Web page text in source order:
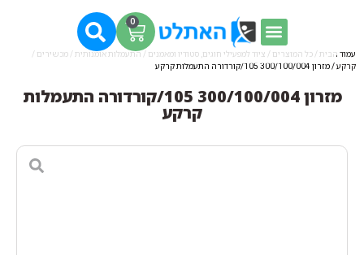
0
עמוד הבית / כל המוצרים / ציוד למפעילי חוגים, סטודיו ומאמנים / התעמלות אומנותית / מכשירים /
קרקע/ מזרון 300/100/004 105/קורדורה התעמלות קרקע
מזרון 300/100/004 105/קורדורה התעמלות
קרקע